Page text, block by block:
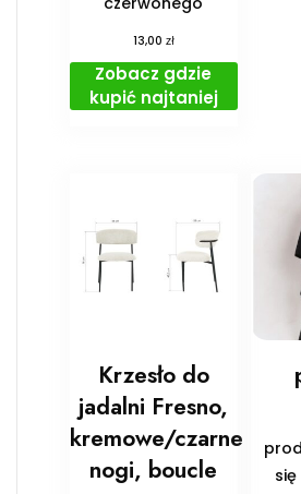
13,00 zł
Zobacz gdzie
kupić najtaniej
Krzesło do
jadalni Fresno,
kremowe/czarne
nogi, boucle